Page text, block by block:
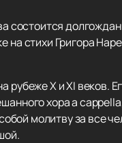
состоится
стихи Григора
X и XI веков.
хора a
молитву за все